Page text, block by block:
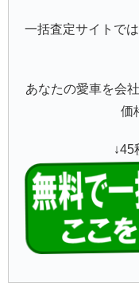
一括査定サイトで
あなたの愛車を会
価
↓45